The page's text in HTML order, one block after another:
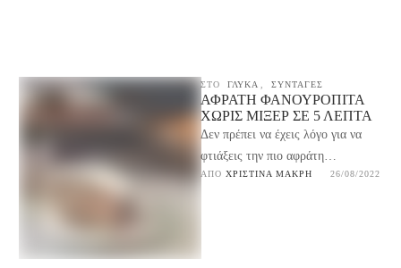
ΣΤΟ ΓΛΥΚΆ ΣΥΝΤΑΓΕΣ
ΑΦΡΆΤΗ ΦΑΝΟΥΡΌΠΙΤΑ
ΧΩΡΊΣ ΜΊΞΕΡ ΣΕ 5 ΛΕΠΤΆ
Δεν πρέπει να έχεις λόγο για να
φτιάξεις την πιο αφράτη
φανουρόπιτα χωρίς μίξερ σε 5
ΑΠΌ ΧΡΙΣΤΊΝΑ ΜΑΚΡΉ 26/08/2022